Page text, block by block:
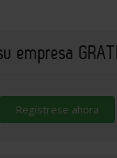
empresa
Regístrese ahora